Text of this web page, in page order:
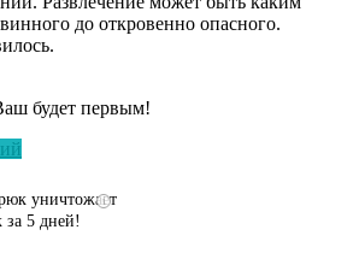
до откровенно опасного.
будет первым!
с корнем,
i
уничтожает
за 5 дней!